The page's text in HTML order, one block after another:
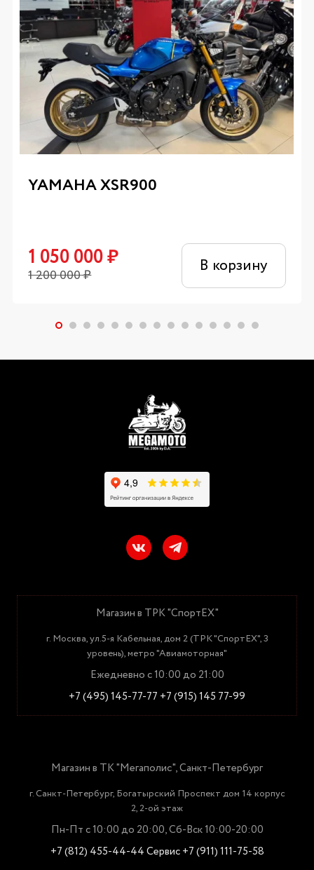
YAMAHA XSR900
1 050 000₽
1 200 000₽ В корзину
Магазин в ТРК "СпортЕХ"
г. Москва, ул.5-я Кабельная, дом 2 (ТРК "СпортЕХ", 3
уровень), метро "Авиамоторная"
Ежедневно с 10:00 до 21:00
+7 (495) 145-77-77 +7 (915) 145 77-99
Магазин в ТК "Мегаполис", Санкт-Петербург
г. Санкт-Петербург, Богатырский Проспект дом 14 корпус
2, 2-ой этаж
Пн-Пт с 10:00 до 20:00, Сб-Вск 10:00-20:00
+7 (812) 455-44-44Сервис +7 (911) 111-75-58